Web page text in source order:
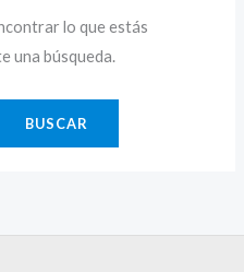
lo que estás
una búsqueda.